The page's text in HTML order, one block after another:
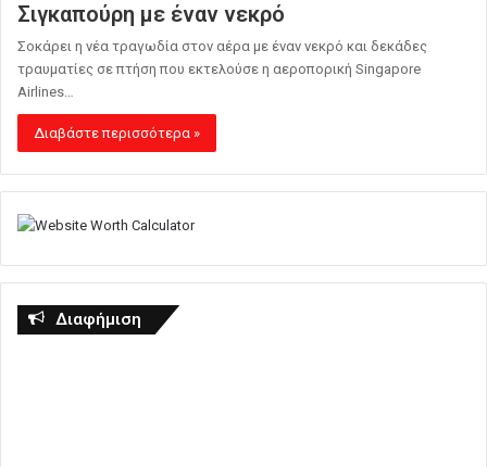
Σιγκαπούρη με έναν νεκρό
Σοκάρει η νέα τραγωδία στον αέρα με έναν νεκρό και δεκάδες
τραυματίες σε πτήση που εκτελούσε η αεροπορική Singapore
Airlines…
Διαβάστε περισσότερα »
Διαφήμιση